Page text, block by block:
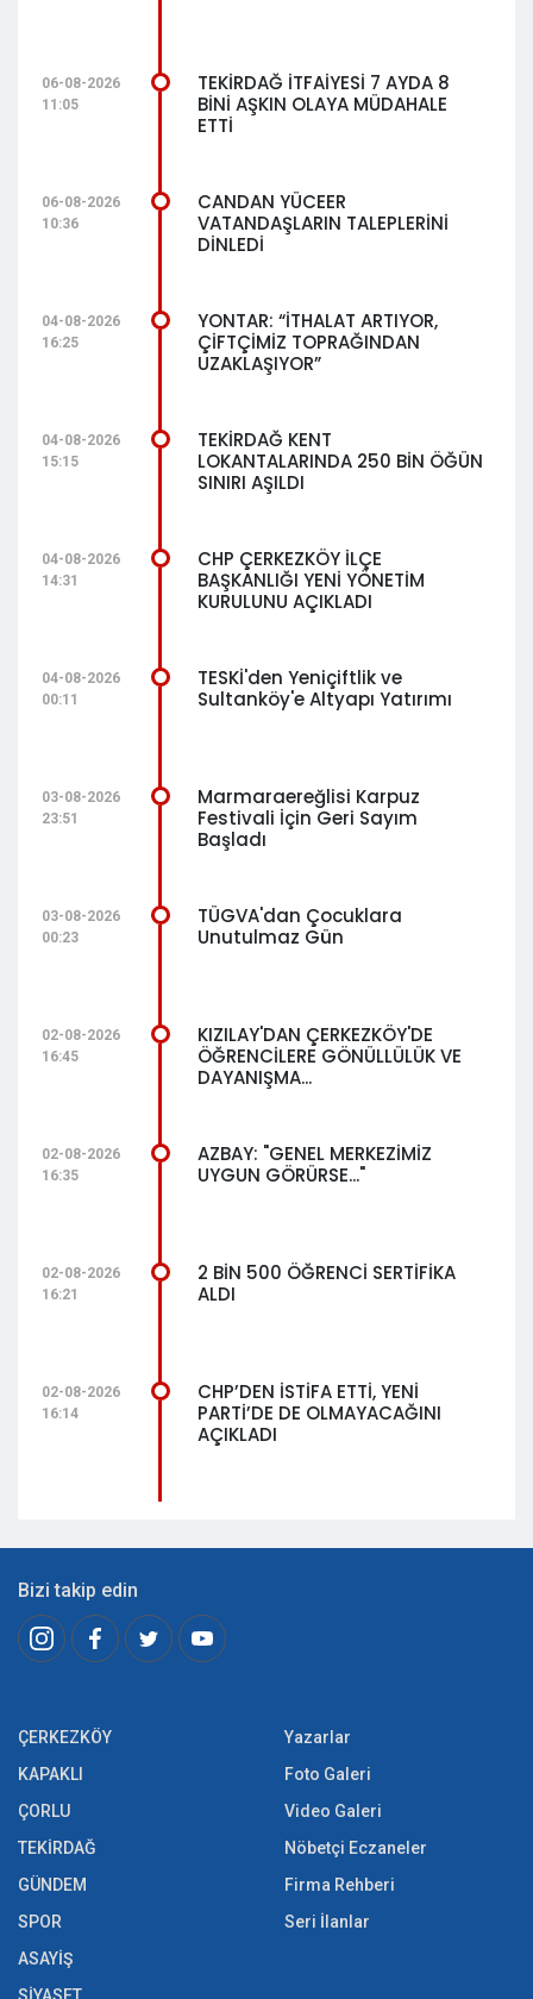
06-08-2026
11:05
TEKİRDAĞ İTFAİYESİ 7 AYDA 8
BİNİ AŞKIN OLAYA MÜDAHALE
ETTİ
06-08-2026
10:36
CANDAN YÜCEER
VATANDAŞLARIN TALEPLERİNİ
DİNLEDİ
04-08-2026
16:25
YONTAR: “İTHALAT ARTIYOR,
ÇİFTÇİMİZ TOPRAĞINDAN
UZAKLAŞIYOR”
04-08-2026
15:15
TEKİRDAĞ KENT
LOKANTALARINDA 250 BİN ÖĞÜN
SINIRI AŞILDI
04-08-2026
14:31
CHP ÇERKEZKÖY İLÇE
BAŞKANLIĞI YENİ YÖNETİM
KURULUNU AÇIKLADI
04-08-2026
00:11
TESKİ'den Yeniçiftlik ve
Sultanköy'e Altyapı Yatırımı
03-08-2026
23:51
Marmaraereğlisi Karpuz
Festivali İçin Geri Sayım
Başladı
03-08-2026
00:23
TÜGVA'dan Çocuklara
Unutulmaz Gün
02-08-2026
16:45
KIZILAY'DAN ÇERKEZKÖY'DE
ÖĞRENCİLERE GÖNÜLLÜLÜK VE
DAYANIŞMA...
02-08-2026
16:35
AZBAY: "GENEL MERKEZİMİZ
UYGUN GÖRÜRSE..."
02-08-2026
16:21
2 BİN 500 ÖĞRENCİ SERTİFİKA
ALDI
02-08-2026
16:14
CHP’DEN İSTİFA ETTİ, YENİ
PARTİ’DE DE OLMAYACAĞINI
AÇIKLADI
Bizi takip edin
ÇERKEZKÖY
KAPAKLI
ÇORLU
TEKİRDAĞ
GÜNDEM
SPOR
ASAYİŞ
Yazarlar
Foto Galeri
Video Galeri
Nöbetçi Eczaneler
Firma Rehberi
Seri İlanlar